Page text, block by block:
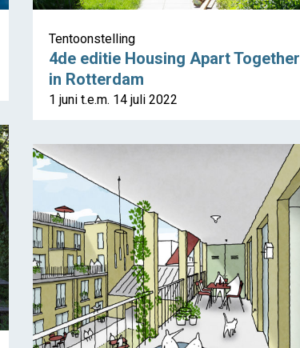
Tentoonstelling
4de editie Housing Apart Together
in Rotterdam
1 juni t.e.m. 14 juli 2022